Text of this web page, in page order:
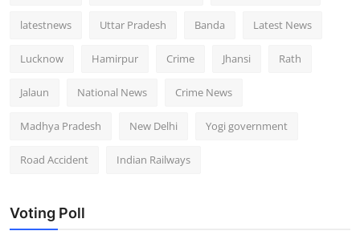
latestnews Uttar Pradesh Banda Latest News
Lucknow Hamirpur Crime Jhansi Rath
Jalaun National News Crime News
Madhya Pradesh New Delhi Yogi government
Road Accident Indian Railways
Voting Poll